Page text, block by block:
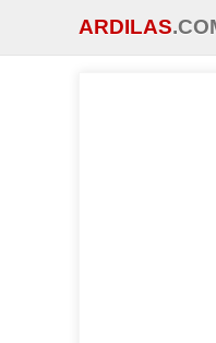
ARDILAS